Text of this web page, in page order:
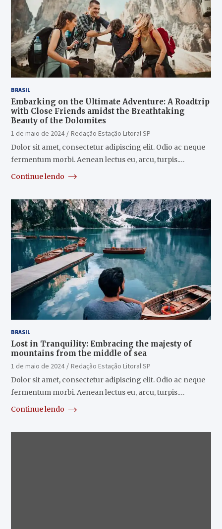
BRASIL
Embarking on the Ultimate Adventure: A Roadtrip
with Close Friends amidst the Breathtaking
Beauty of the Dolomites
1 de maio de 2024
Redação Estação Litoral SP
Dolor sit amet, consectetur adipiscing elit. Odio ac neque
fermentum morbi. Aenean lectus eu, arcu, turpis.…
Continue lendo
BRASIL
Lost in Tranquility: Embracing the majesty of
mountains from the middle of sea
1 de maio de 2024
Redação Estação Litoral SP
Dolor sit amet, consectetur adipiscing elit. Odio ac neque
fermentum morbi. Aenean lectus eu, arcu, turpis.…
Continue lendo